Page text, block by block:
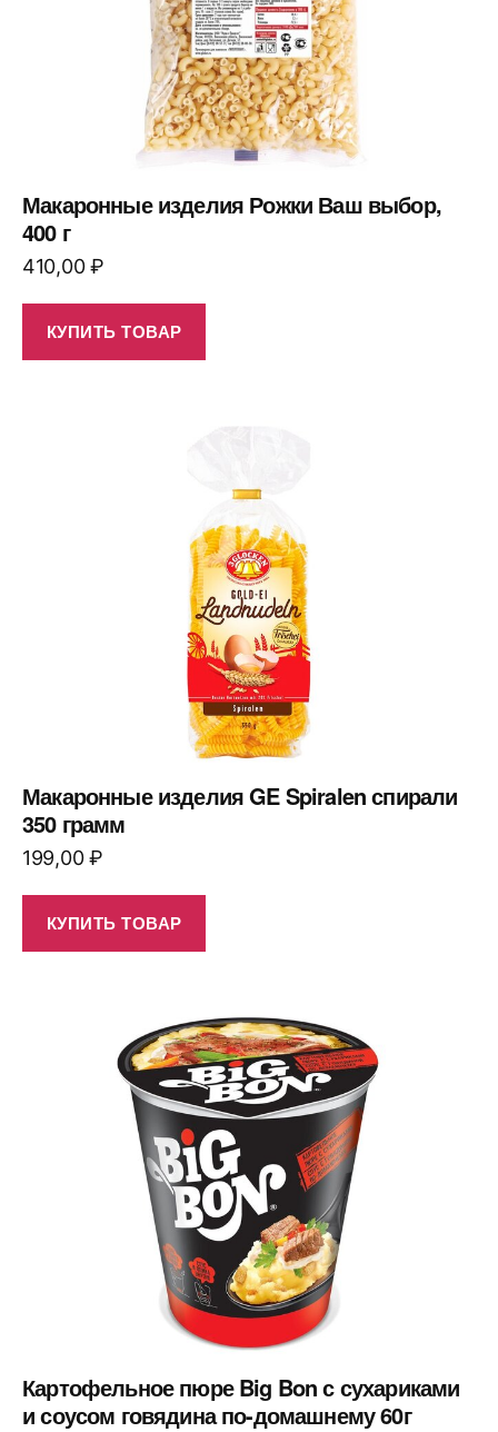
Макаронные изделия Рожки Ваш выбор,
400 г
410,00₽
КУПИТЬ ТОВАР
Макаронные изделия GE Spiralen спирали
350 грамм
199,00₽
КУПИТЬ ТОВАР
Картофельное пюре Big Bon с сухариками
и соусом говядина по-домашнему 60г